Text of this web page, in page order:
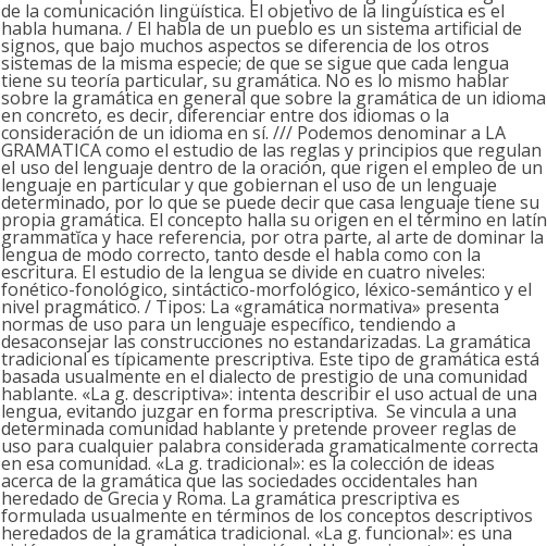
de la comunicación lingüística. El objetivo de la linguística es el
habla humana. / El habla de un pueblo es un sistema artificial de
signos, que bajo muchos aspectos se diferencia de los otros
sistemas de la misma especie; de que se sigue que cada lengua
tiene su teoría particular, su gramática. No es lo mismo hablar
sobre la gramática en general que sobre la gramática de un idioma
en concreto, es decir, diferenciar entre dos idiomas o la
consideración de un idioma en sí. /// Podemos denominar a LA
GRAMATICA como el estudio de las reglas y principios que regulan
el uso del lenguaje dentro de la oración, que rigen el empleo de un
lenguaje en particular y que gobiernan el uso de un lenguaje
determinado, por lo que se puede decir que casa lenguaje tiene su
propia gramática. El concepto halla su origen en el término en latín
grammatĭca y hace referencia, por otra parte, al arte de dominar la
lengua de modo correcto, tanto desde el habla como con la
escritura. El estudio de la lengua se divide en cuatro niveles:
fonético-fonológico, sintáctico-morfológico, léxico-semántico y el
nivel pragmático. / Tipos: La «gramática normativa» presenta
normas de uso para un lenguaje específico, tendiendo a
desaconsejar las construcciones no estandarizadas. La gramática
tradicional es típicamente prescriptiva. Este tipo de gramática está
basada usualmente en el dialecto de prestigio de una comunidad
hablante. «La g. descriptiva»: intenta describir el uso actual de una
lengua, evitando juzgar en forma prescriptiva. Se vincula a una
determinada comunidad hablante y pretende proveer reglas de
uso para cualquier palabra considerada gramaticalmente correcta
en esa comunidad. «La g. tradicional»: es la colección de ideas
acerca de la gramática que las sociedades occidentales han
heredado de Grecia y Roma. La gramática prescriptiva es
formulada usualmente en términos de los conceptos descriptivos
heredados de la gramática tradicional. «La g. funcional»: es una